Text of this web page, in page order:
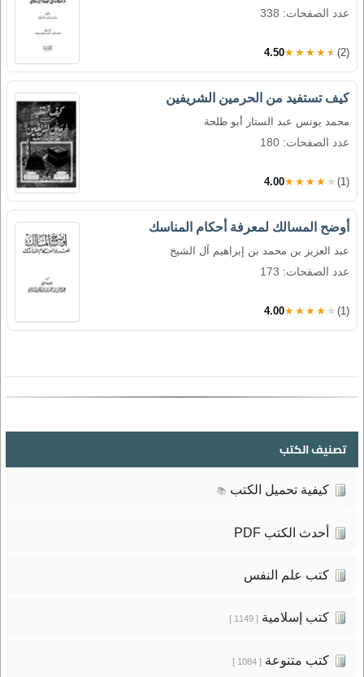
عدد الصفحات: 338
4.50★★★★★ (2)
كيف تستفيد من الحرمين الشريفين
محمد يونس عبد الستار أبو طلحة
عدد الصفحات: 180
4.00★★★★★ (1)
أوضح المسالك لمعرفة أحكام المناسك
عبد العزيز بن محمد بن إبراهيم آل الشيخ
عدد الصفحات: 173
4.00★★★★★ (1)
تصنيف الكتب
كيفية تحميل الكتب 📚
أحدث الكتب PDF
كتب علم النفس
كتب إسلامية[ 1149 ]
كتب متنوعة[ 1084 ]